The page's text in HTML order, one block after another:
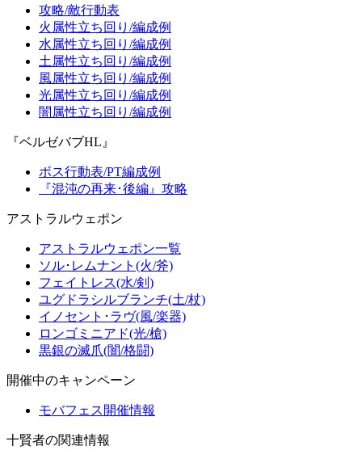
攻略/敵行動表
火属性立ち回り/編成例
水属性立ち回り/編成例
土属性立ち回り/編成例
風属性立ち回り/編成例
光属性立ち回り/編成例
闇属性立ち回り/編成例
『ベルゼバブHL』
ボス行動表/PT編成例
『混沌の再来･後編』攻略
アストラルウェポン
アストラルウェポン一覧
ソル･レムナント(火/斧)
フェイトレス(水/剣)
ユグドラシルブランチ(土/杖)
イノセント･ラヴ(風/楽器)
ロンゴミニアド(光/槍)
黒銀の滅爪(闇/格闘)
開催中のキャンペーン
モバフェス開催情報
十賢者の関連情報